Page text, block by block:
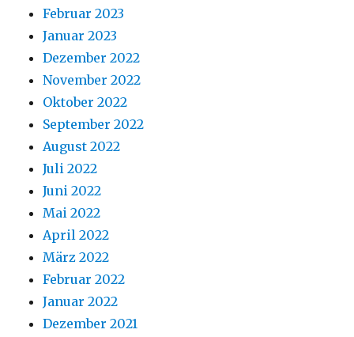
Februar 2023
Januar 2023
Dezember 2022
November 2022
Oktober 2022
September 2022
August 2022
Juli 2022
Juni 2022
Mai 2022
April 2022
März 2022
Februar 2022
Januar 2022
Dezember 2021